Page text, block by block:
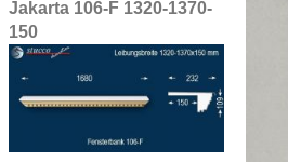
Jakarta 106-F 1320-1370-
150